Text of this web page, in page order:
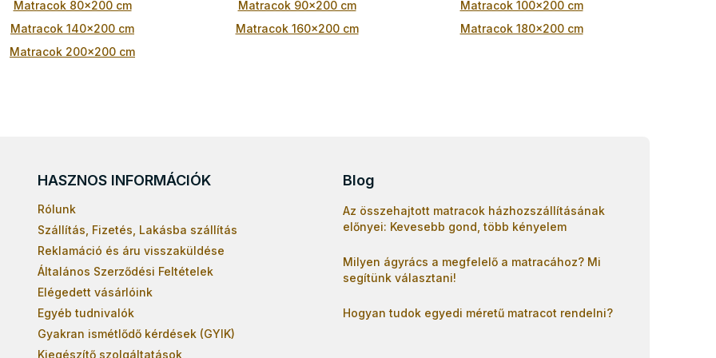
á
n
y
Matracok 80x200 cm Matracok 90x200 cm
Matracok 100x200 cm
Matracok 140x200 cm
Matracok 160x200 cm
Matracok 180x200 cm
Matracok 200x200 cm
HASZNOS INFORMÁCIÓK
Rólunk
Szállítás, Fizetés, Lakásba szállítás
Reklamáció és áru visszaküldése
Általános Szerződési Feltételek
Elégedett vásárlóink
Egyéb tudnivalók
Gyakran ismétlődő kérdések (GYIK)
Kiegészítő szolgáltatások
Blog
Az összehajtott matracok házhozszállításának
előnyei: Kevesebb gond, több kényelem
Milyen ágyrács a megfelelő a matracához? Mi
segítünk választani!
Hogyan tudok egyedi méretű matracot rendelni?